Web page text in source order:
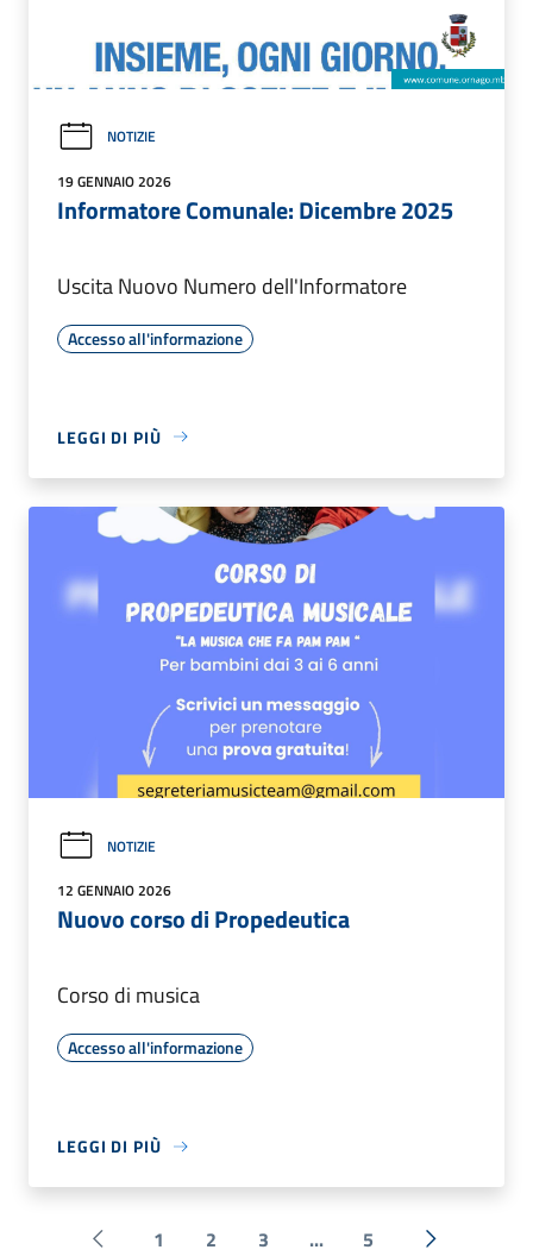
NOTIZIE
19 GENNAIO 2026
Informatore Comunale: Dicembre 2025
Uscita Nuovo Numero dell'Informatore
Accesso all'informazione
LEGGI DI PIÙ
NOTIZIE
12 GENNAIO 2026
Nuovo corso di Propedeutica
Corso di musica
Accesso all'informazione
LEGGI DI PIÙ
1 2 3 ... 5